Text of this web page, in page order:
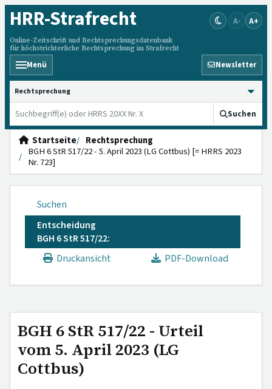
HRR-Strafrecht
Online-Zeitschrift und Rechtsprechungsdatenbank
für höchstrichterliche Rechtsprechung im Strafrecht
A- A+
Menü Newsletter
HRRS durchsuchen
Suchen
Startseite
Rechtsprechung
BGH 6 StR 517/22 - 5. April 2023 (LG Cottbus) [= HRRS 2023
Nr. 723]
Suchen
Entscheidung
BGH 6 StR 517/22:
Druckansicht
PDF-Download
BGH 6 StR 517/22 - Urteil
vom 5. April 2023 (LG
Cottbus)